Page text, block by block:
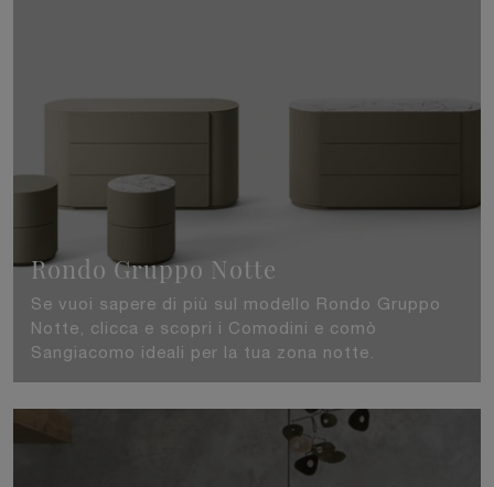
Rondo Gruppo Notte
Se vuoi sapere di più sul modello Rondo Gruppo
Notte, clicca e scopri i Comodini e comò
Sangiacomo ideali per la tua zona notte.